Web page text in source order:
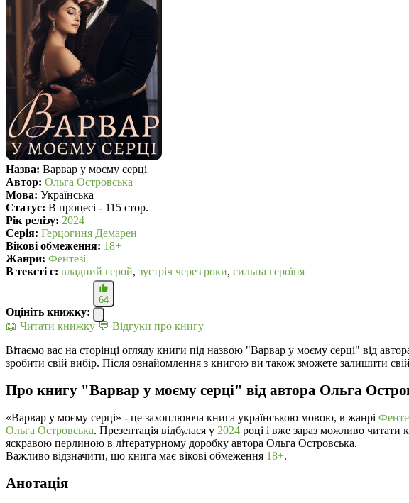
Назва: Варвар у моєму серці
Автор: Ольга Островська
Мова: Українська
Статус: В процесі - 115 стор.
Рік релізу: 2024
Серія: Герцогиня Демарен
Вікові обмеження: 18+
Жанри: Фентезі
В текcті є: владний герой, зустріч через роки, сильна героїня
Оцініть книжку:
64
📖 Читати книжку 💬 Відгуки про книгу
Вітаємо вас на сторінці огляду книги під назвою "Варвар у моєму серці" від
зробити свій вибір. Після ознайомлення з книгою ви також зможете залишити
Про книгу "Варвар у моєму серці" від автора Ольга
«Варвар у моєму серці» - це захоплююча книга українською мовою, в жанрі
Ольга Островська. Презентація відбулася у 2024 році і вже зараз можливо читати
яскравою перлиною в літературному доробку автора Ольга Островська.
Важливо відзначити, що книга має вікові обмеження 18+.
Анотація